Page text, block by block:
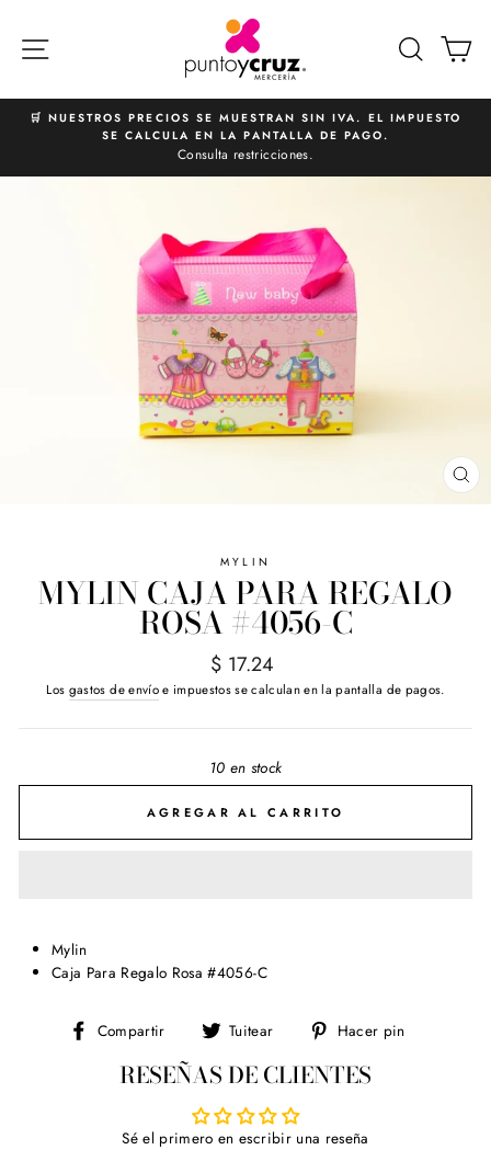
directamente
diapositivas
🛒 NUESTROS PRECIOS SE MUESTRAN SIN IVA. EL IMPUESTO
SE CALCULA EN LA PANTALLA DE PAGO.
Consulta restricciones.
MYLIN
MYLIN CAJA PARA REGALO
ROSA #4056-C
Precio
habitual
$ 17.24
Los gastos de envíoe impuestos se calculan en la pantalla de pagos.
10 en stock
AGREGAR AL CARRITO
Mylin
Caja Para Regalo Rosa #4056-C
Compartir
Compartir
Facebook
Tuitear
Tuitear
Twitter
Hacer pin
RESEÑAS DE CLIENTES
Sé el primero en escribir una reseña